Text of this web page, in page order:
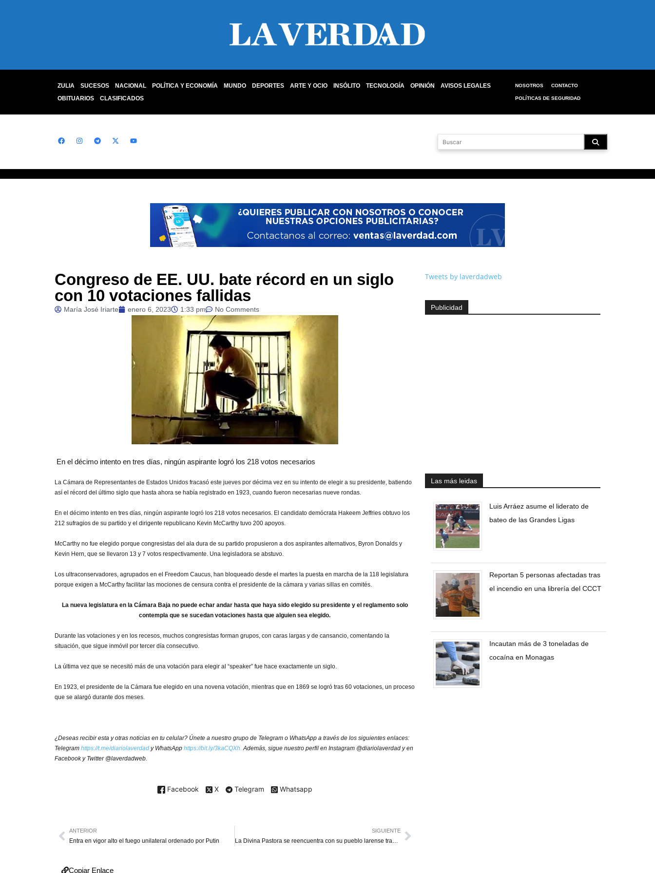
ZULIA SUCESOS NACIONAL POLÍTICA Y ECONOMÍA MUNDO DEPORTES ARTE Y OCIO INSÓLITO TECNOLOGÍA OPINIÓN
AVISOS LEGALES
OBITUARIOS
CLASIFICADOS
NOSOTROS CONTACTO
POLÍTICAS DE SEGURIDAD
Congreso de EE. UU. bate récord en un siglo
con 10 votaciones fallidas
María José Iriarte enero 6, 2023 1:33 pm No Comments
En el décimo intento en tres días, ningún aspirante logró los 218 votos necesarios
La Cámara de Representantes de Estados Unidos fracasó este jueves por décima vez en su intento de elegir a su presidente, batiendo
así el récord del último siglo que hasta ahora se había registrado en 1923, cuando fueron necesarias nueve rondas.
En el décimo intento en tres días, ningún aspirante logró los 218 votos necesarios. El candidato demócrata Hakeem Jeffries obtuvo los
212 sufragios de su partido y el dirigente republicano Kevin McCarthy tuvo 200 apoyos.
McCarthy no fue elegido porque congresistas del ala dura de su partido propusieron a dos aspirantes alternativos, Byron Donalds y
Kevin Hern, que se llevaron 13 y 7 votos respectivamente. Una legisladora se abstuvo.
Los ultraconservadores, agrupados en el Freedom Caucus, han bloqueado desde el martes la puesta en marcha de la 118 legislatura
porque exigen a McCarthy facilitar las mociones de censura contra el presidente de la cámara y varias sillas en comités.
La nueva legislatura en la Cámara Baja no puede echar andar hasta que haya sido elegido su presidente y el reglamento solo
contempla que se sucedan votaciones hasta que alguien sea elegido.
Durante las votaciones y en los recesos, muchos congresistas forman grupos, con caras largas y de cansancio, comentando la
situación, que sigue inmóvil por tercer día consecutivo.
La última vez que se necesitó más de una votación para elegir al “speaker” fue hace exactamente un siglo.
En 1923, el presidente de la Cámara fue elegido en una novena votación, mientras que en 1869 se logró tras 60 votaciones, un proceso
que se alargó durante dos meses.
¿Deseas recibir esta y otras noticias en tu celular? Únete a nuestro grupo de Telegram o WhatsApp a través de los siguientes enlaces:
Telegram https://t.me/diariolaverdad y WhatsApp https://bit.ly/3kaCQXh.Además, sigue nuestro perfil en Instagram @diariolaverdad y en
Facebook y Twitter @laverdadweb.
Facebook X Telegram Whatsapp
Tweets by laverdadweb
Publicidad
Las más leidas
Luis Arráez asume el liderato de
bateo de las Grandes Ligas
Reportan 5 personas afectadas tras
el incendio en una librería del CCCT
Incautan más de 3 toneladas de
cocaína en Monagas
ANTERIOR
Entra en vigor alto el fuego unilateral ordenado por Putin
SIGUIENTE
La Divina Pastora se reencuentra con su pueblo larense tras dos años
Copiar Enlace